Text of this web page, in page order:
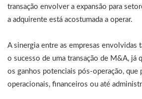
transação envolver a expansão para
a adquirente está acostumada a operar.
A sinergia entre as empresas envolvidas
o sucesso de uma transação de M&A, já
os ganhos potenciais pós-operação, que
operacionais, financeiros ou até